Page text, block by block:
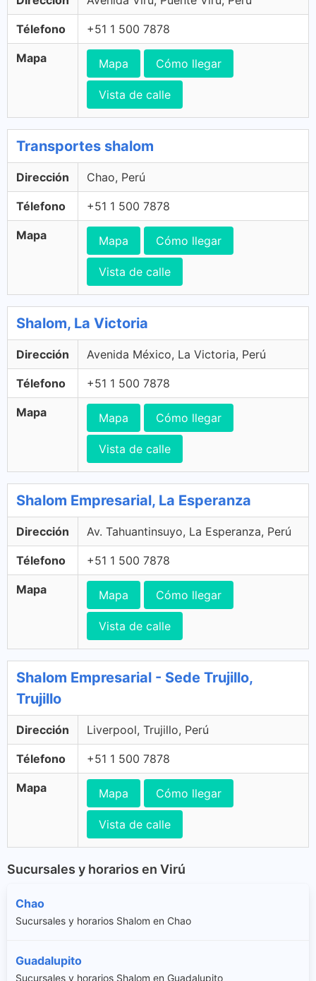
Télefono +51 1 500 7878
Mapa Mapa Cómo llegar
Vista de calle
Transportes shalom
Dirección Chao, Perú
Télefono +51 1 500 7878
Mapa Mapa Cómo llegar
Vista de calle
Shalom, La Victoria
Dirección Avenida México, La Victoria, Perú
Télefono +51 1 500 7878
Mapa Mapa Cómo llegar
Vista de calle
Shalom Empresarial, La Esperanza
Dirección Av. Tahuantinsuyo, La Esperanza, Perú
Télefono +51 1 500 7878
Mapa Mapa Cómo llegar
Vista de calle
Shalom Empresarial - Sede Trujillo,
Trujillo
Dirección Liverpool, Trujillo, Perú
Télefono +51 1 500 7878
Mapa Mapa Cómo llegar
Vista de calle
Sucursales y horarios en Virú
Chao
Sucursales y horarios Shalom en Chao
Guadalupito
Sucursales y horarios Shalom en Guadalupito